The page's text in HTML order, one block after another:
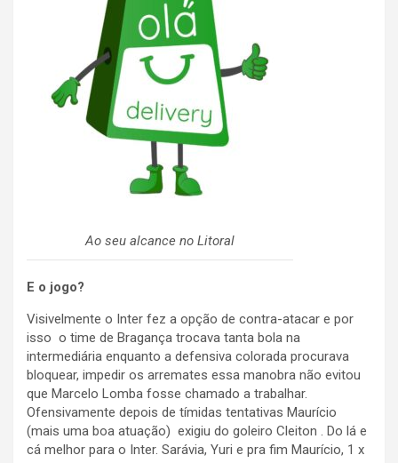
Ao seu alcance no Litoral
E o jogo?
Visivelmente o Inter fez a opção de contra-atacar e por
isso o time de Bragança trocava tanta bola na
intermediária enquanto a defensiva colorada procurava
bloquear, impedir os arremates essa manobra não evitou
que Marcelo Lomba fosse chamado a trabalhar.
Ofensivamente depois de tímidas tentativas Maurício
(mais uma boa atuação) exigiu do goleiro Cleiton . Do lá e
cá melhor para o Inter. Sarávia, Yuri e pra fim Maurício, 1 x